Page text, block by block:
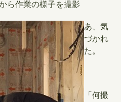
ら作業の様子を撮影
あ、気
づかれ
た。
「何撮